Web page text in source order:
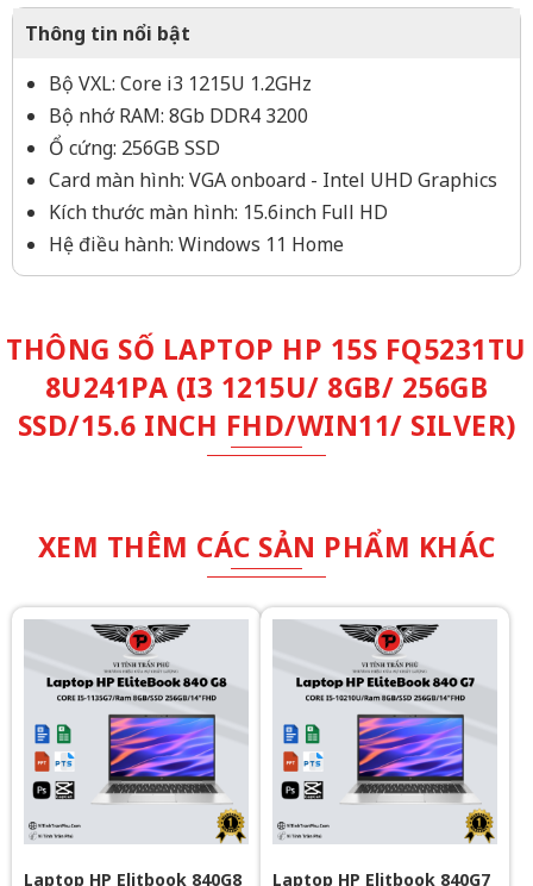
Thông tin nổi bật
Bộ VXL: Core i3 1215U 1.2GHz
Bộ nhớ RAM: 8Gb DDR4 3200
Ổ cứng: 256GB SSD
Card màn hình: VGA onboard - Intel UHD Graphics
Kích thước màn hình: 15.6inch Full HD
Hệ điều hành: Windows 11 Home
THÔNG SỐ LAPTOP HP 15S FQ5231TU
8U241PA (I3 1215U/ 8GB/ 256GB
SSD/15.6 INCH FHD/WIN11/ SILVER)
XEM THÊM CÁC SẢN PHẨM KHÁC
Laptop HP Elitbook 840G8 Laptop HP Elitbook 840G7